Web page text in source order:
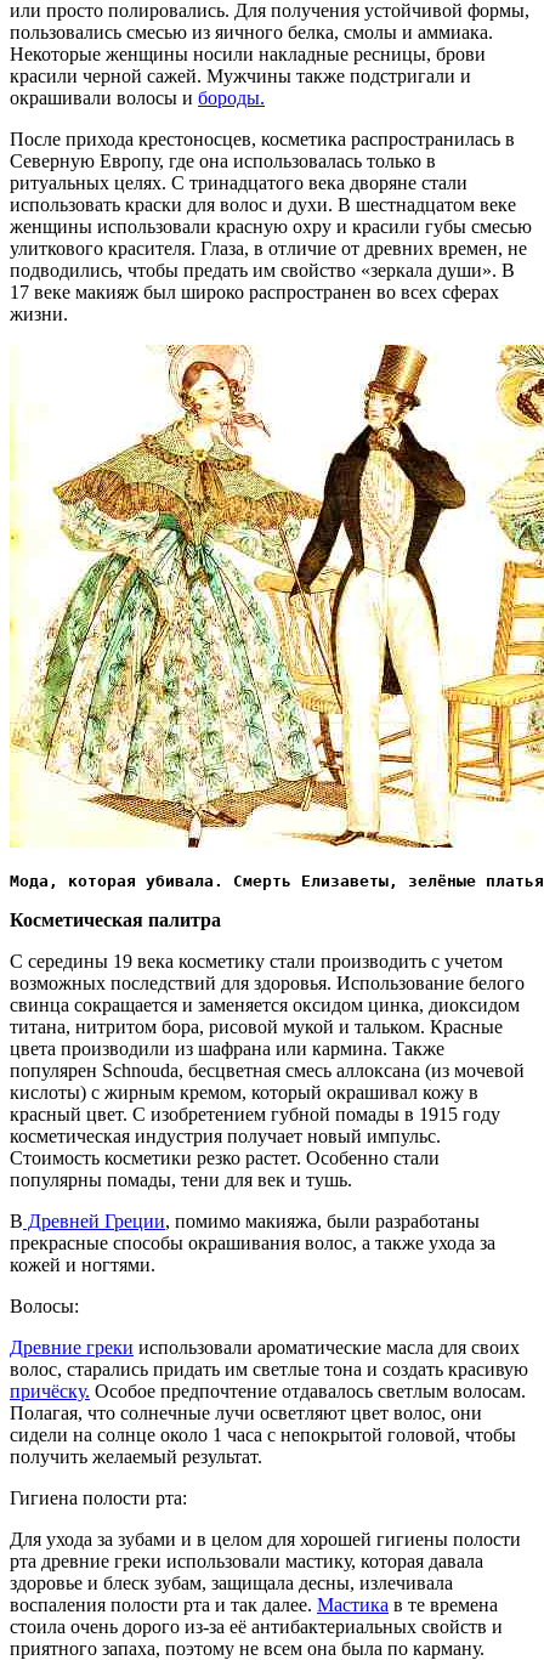
или просто полировались. Для получения устойчивой формы,
пользовались смесью из яичного белка, смолы и аммиака.
Некоторые женщины носили накладные ресницы, брови
красили черной сажей. Мужчины также подстригали и
окрашивали волосы и бороды.
После прихода крестоносцев, косметика распространилась в
Северную Европу, где она использовалась только в
ритуальных целях. С тринадцатого века дворяне стали
использовать краски для волос и духи. В шестнадцатом веке
женщины использовали красную охру и красили губы смесью
улиткового красителя. Глаза, в отличие от древних времен, не
подводились, чтобы предать им свойство «зеркала души». В
17 веке макияж был широко распространен во всех сферах
жизни.
Мода, которая убивала. Смерть Елизаветы, зелёные
Косметическая палитра
С середины 19 века косметику стали производить с учетом
возможных последствий для здоровья. Использование белого
свинца сокращается и заменяется оксидом цинка, диоксидом
титана, нитритом бора, рисовой мукой и тальком. Красные
цвета производили из шафрана или кармина. Также
популярен Schnouda, бесцветная смесь аллоксана (из мочевой
кислоты) с жирным кремом, который окрашивал кожу в
красный цвет. С изобретением губной помады в 1915 году
косметическая индустрия получает новый импульс.
Стоимость косметики резко растет. Особенно стали
популярны помады, тени для век и тушь.
В Древней Греции, помимо макияжа, были разработаны
прекрасные способы окрашивания волос, а также ухода за
кожей и ногтями.
Волосы:
Древние греки использовали ароматические масла для своих
волос, старались придать им светлые тона и создать красивую
причёску. Особое предпочтение отдавалось светлым волосам.
Полагая, что солнечные лучи осветляют цвет волос, они
сидели на солнце около 1 часа с непокрытой головой, чтобы
получить желаемый результат.
Гигиена полости рта:
Для ухода за зубами и в целом для хорошей гигиены полости
рта древние греки использовали мастику, которая давала
здоровье и блеск зубам, защищала десны, излечивала
воспаления полости рта и так далее. Мастика в те времена
стоила очень дорого из-за её антибактериальных свойств и
приятного запаха, поэтому не всем она была по карману.